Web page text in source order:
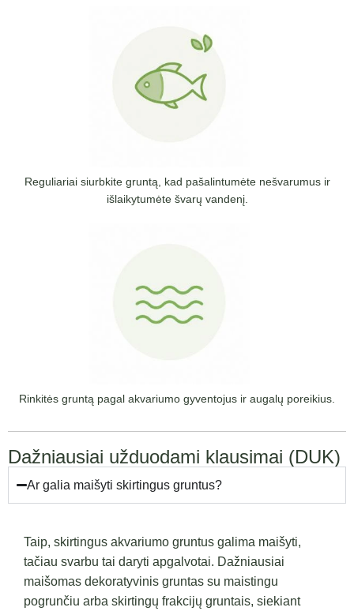
Reguliariai siurbkite gruntą, kad pašalintumėte nešvarumus ir
išlaikytumėte švarų vandenį.
Rinkitės gruntą pagal akvariumo gyventojus ir augalų poreikius.
Dažniausiai užduodami klausimai (DUK)
Ar galia maišyti skirtingus gruntus?
Taip, skirtingus akvariumo gruntus galima maišyti,
tačiau svarbu tai daryti apgalvotai. Dažniausiai
maišomas dekoratyvinis gruntas su maistingu
pogrunčiu arba skirtingų frakcijų gruntais, siekiant